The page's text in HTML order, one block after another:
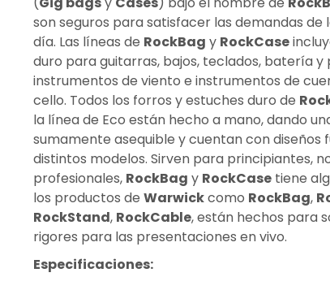
son seguros para satisfacer las demandas de
día. Las líneas de RockBag y RockCase
duro para guitarras, bajos, teclados, batería y
instrumentos de viento e instrumentos de
cello. Todos los forros y estuches duro de
la línea de Eco están hecho a mano, dando
sumamente asequible y cuentan con diseños
distintos modelos. Sirven para principiantes,
profesionales, RockBag y RockCase tiene
los productos de Warwickcomo RockBag,
RockStand, RockCable, están hechos para
rigores para las presentaciones en vivo.
Especificaciones: